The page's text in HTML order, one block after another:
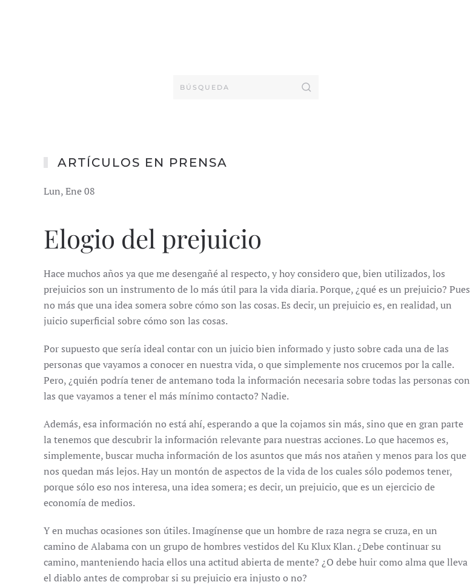
ARTÍCULOS EN PRENSA
Lun, Ene 08
Elogio del prejuicio
Hace muchos años ya que me desengañé al respecto, y hoy considero que, bien utilizados, los
prejuicios son un instrumento de lo más útil para la vida diaria. Porque, ¿qué es un prejuicio? Pues
no más que una idea somera sobre cómo son las cosas. Es decir, un prejuicio es, en realidad, un
juicio superficial sobre cómo son las cosas.
Por supuesto que sería ideal contar con un juicio bien informado y justo sobre cada una de las
personas que vayamos a conocer en nuestra vida, o que simplemente nos crucemos por la calle.
Pero, ¿quién podría tener de antemano toda la información necesaria sobre todas las personas con
las que vayamos a tener el más mínimo contacto? Nadie.
Además, esa información no está ahí, esperando a que la cojamos sin más, sino que en gran parte
la tenemos que descubrir la información relevante para nuestras acciones. Lo que hacemos es,
simplemente, buscar mucha información de los asuntos que más nos atañen y menos para los que
nos quedan más lejos. Hay un montón de aspectos de la vida de los cuales sólo podemos tener,
porque sólo eso nos interesa, una idea somera; es decir, un prejuicio, que es un ejercicio de
economía de medios.
Y en muchas ocasiones son útiles. Imagínense que un hombre de raza negra se cruza, en un
camino de Alabama con un grupo de hombres vestidos del Ku Klux Klan. ¿Debe continuar su
camino, manteniendo hacia ellos una actitud abierta de mente? ¿O debe huir como alma que lleva
el diablo antes de comprobar si su prejuicio era injusto o no?